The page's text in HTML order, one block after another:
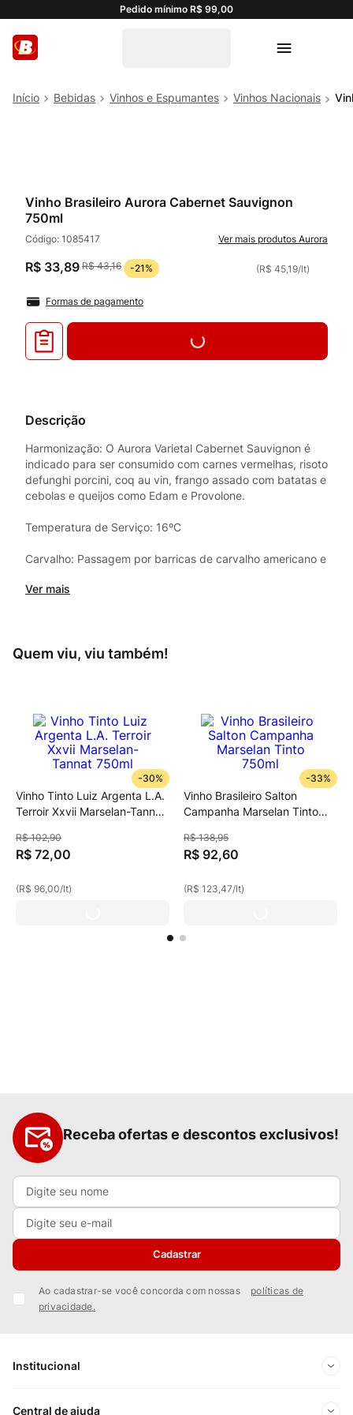
Pedido mínimo R$ 99,00
Bebidas Vinhos e Espumantes Vinhos Nacionais
Vinho Brasileiro Aurora Cabernet Sauvignon
750ml
Código: 1085417 Aurora
R$ 33,89 R$ 43,16 -21% (R$ 45,19/lt)
Formas de pagamento
Descrição
Harmonização: O Aurora Varietal Cabernet Sauvignon é
indicado para ser consumido com carnes vermelhas, risoto
defunghi porcini, coq au vin, frango assado com batatas e
cebolas e queijos como Edam e Provolone.
Temperatura de Serviço: 16ºC
Carvalho: Passagem por barricas de carvalho americano e
Ver mais
Quem viu, viu também!
-30%
Vinho Tinto Luiz Argenta L.A.
Terroir Xxvii Marselan-Tannat
R$ 102,90
R$ 72,00
(R$ 96,00/lt)
-33%
Vinho Brasileiro Salton
Campanha Marselan Tinto
R$ 138,95
R$ 92,60
(R$ 123,47/lt)
Receba ofertas e descontos exclusivos!
Cadastrar
Ao cadastrar-se você concorda com nossas
políticas de
privacidade.
Institucional
Sobre Nós
Central de ajuda